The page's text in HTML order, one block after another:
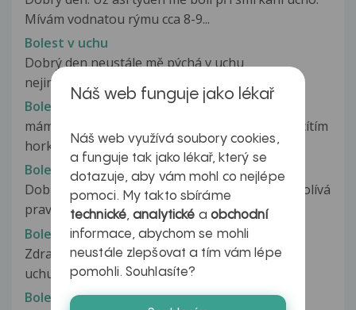
Mívám vodnatou rýmu cca 8-9...
Bolest v uchu
Dobrý den neustále mě pýchá v uchu
nejintenzivnější bolest je večer nemůžu spát...
Bolest v uchu
mám zalehlé ucho,na omak citlivé. kolem ucha cítím
horkost,včera jsem si koupil...
Bolest v uchu
Dobrý den mám dotaz. Už několik dní mne pobolívá
pravé ucho. Zjistila jsem to...
Bolest v uchu
Zdravím, od včerejšího večera mě bodá v levém
uchu. Bolí to hlavně když polykám...
Bolest v uchu
Náš web funguje jako lékař
Náš web využívá soubory cookies,
a funguje tak jako lékař, který se
dotazuje, aby vám mohl co nejlépe
pomoci. My takto sbíráme
technické,analytické a obchodní
informace, abychom se mohli
neustále zlepšovat a tím vám lépe
pomohli. Souhlasíte?